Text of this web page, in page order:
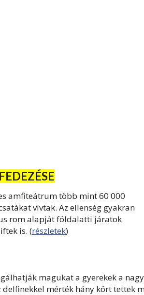
amfiteátrum több mint 60 000
vívtak. Az ellenség gyakran
rom alapját földalatti járatok
is. (részletek)
magukat a gyerekek a nagy
delfinekkel mérték hány kört tettek